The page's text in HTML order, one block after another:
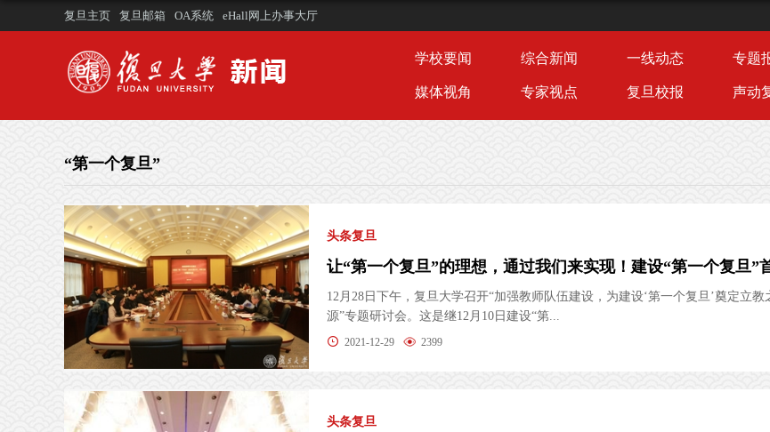
复旦主页 复旦邮箱 OA系统 eHall网上办事大厅
学校要闻 综合新闻 一线动态 专题
媒体视角 专家视点 复旦校报 声动
“第一个复旦”
头条复旦
12月28日下午，复旦大学召开“加强教师队伍建设，为建设‘第一个复旦’奠定立教
源”专题研讨会。这是继12月10日建设“第...
2021-12-29 2399
头条复旦